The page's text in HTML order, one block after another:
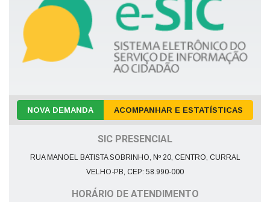
NOVA DEMANDA ACOMPANHAR E ESTATÍSTICAS
SIC PRESENCIAL
RUA MANOEL BATISTA SOBRINHO, Nº 20, CENTRO, CURRAL
VELHO-PB, CEP: 58.990-000
HORÁRIO DE ATENDIMENTO